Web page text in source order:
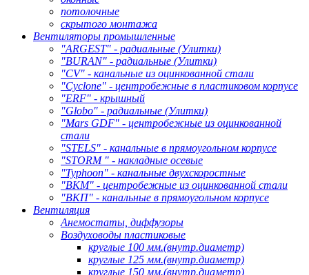
потолочные
скрытого монтажа
Вентиляторы промышленные
"ARGEST" - радиальные (Улитки)
"BURAN" - радиальные (Улитки)
"CV" - канальные из оцинкованной стали
"Cyclone" - центробежные в пластиковом корпусе
"ERF" - крышный
"Globo" - радиальные (Улитки)
"Mars GDF" - центробежные из оцинкованной
стали
"STELS" - канальные в прямоугольном корпусе
"STORM " - накладные осевые
"Typhoon" - канальные двухскоростные
"ВКМ" - центробежные из оцинкованной стали
"ВКП" - канальные в прямоугольном корпусе
Вентиляция
Анемостаты, диффузоры
Воздуховоды пластиковые
круглые 100 мм.(внутр.диаметр)
круглые 125 мм.(внутр.диаметр)
круглые 150 мм.(внутр.диаметр)